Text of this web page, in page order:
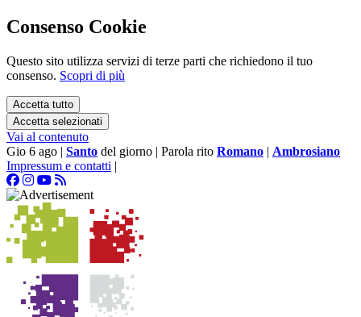
Consenso Cookie
Questo sito utilizza servizi di terze parti che richiedono il tuo
consenso. Scopri di più
Accetta tutto
Accetta selezionati
Vai al contenuto
Gio 6 ago | Santo del giorno | Parola rito Romano | Ambrosiano
Impressum e contatti |